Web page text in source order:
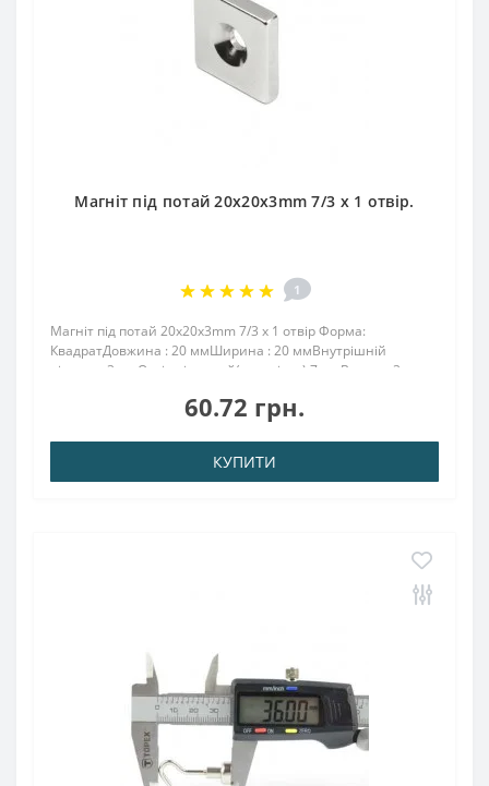
Магніт під потай 20x20x3mm 7/3 х 1 отвір.
1
Магніт під потай 20x20x3mm 7/3 х 1 отвір Форма:
КвадратДовжина : 20 ммШирина : 20 ммВнутрішній
діаметр: 3 ммОтвір під потай(зеньківка) 7 ммВисота: 3
Cu-Ni)Намагнічення: N38Зчеплення прибл ..
60.72 грн.
КУПИТИ